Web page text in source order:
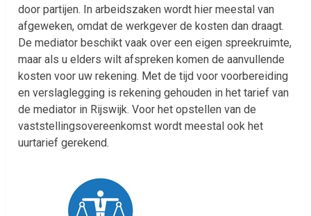
door partijen. In arbeidszaken wordt hier meestal van
afgeweken, omdat de werkgever de kosten dan draagt.
De mediator beschikt vaak over een eigen spreekruimte,
maar als u elders wilt afspreken komen de aanvullende
kosten voor uw rekening. Met de tijd voor voorbereiding
en verslaglegging is rekening gehouden in het tarief van
de mediator in Rijswijk. Voor het opstellen van de
vaststellingsovereenkomst wordt meestal ook het
uurtarief gerekend.